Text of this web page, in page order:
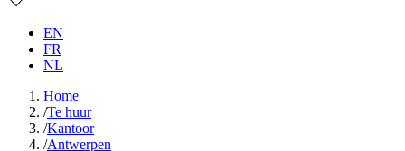
EN
FR
NL
Home
/Te huur
/Kantoor
/Antwerpen